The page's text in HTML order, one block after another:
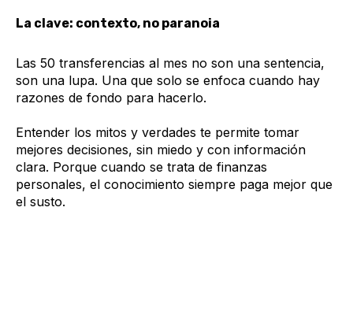
La clave: contexto, no paranoia
Las 50 transferencias al mes no son una sentencia,
son una lupa. Una que solo se enfoca cuando hay
razones de fondo para hacerlo.
Entender los mitos y verdades te permite tomar
mejores decisiones, sin miedo y con información
clara. Porque cuando se trata de finanzas
personales, el conocimiento siempre paga mejor que
el susto.